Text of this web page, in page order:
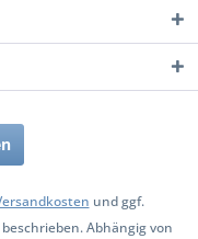
und ggf.
Abhängig von